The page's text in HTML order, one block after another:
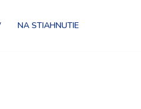
NA STIAHNUTIE